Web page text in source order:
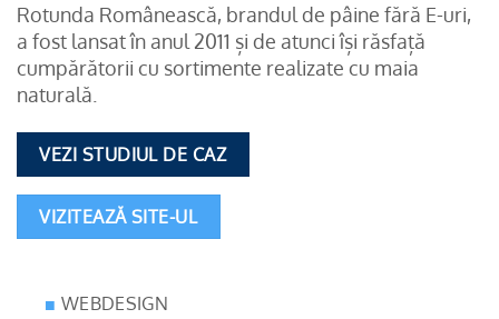
Rotunda Românească, brandul de pâine fără E-uri,
a fost lansat în anul 2011 și de atunci își răsfață
cumpărătorii cu sortimente realizate cu maia
naturală.
VEZI STUDIUL DE CAZ
VIZITEAZĂ SITE-UL
WEBDESIGN